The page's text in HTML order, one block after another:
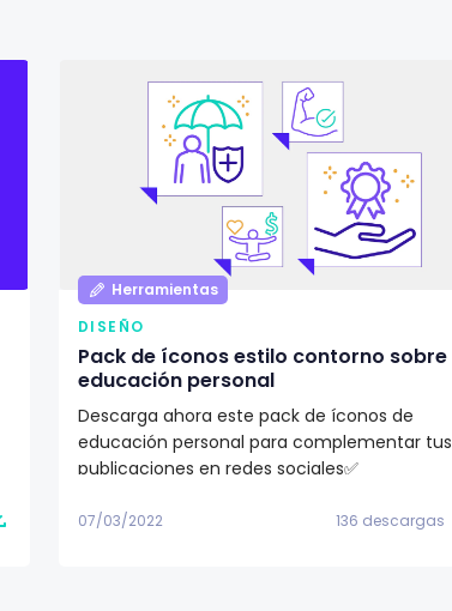
Herramientas
DISEÑO
Pack de íconos estilo contorno sobre
educación personal
Descarga ahora este pack de íconos de
educación personal para complementar tus
publicaciones en redes sociales✅
07/03/2022 136 descargas